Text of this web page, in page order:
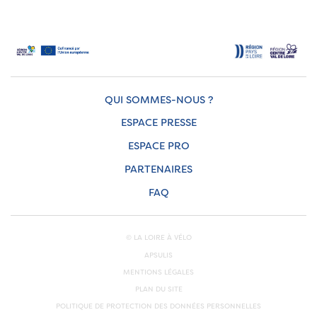
QUI SOMMES-NOUS ?
ESPACE PRESSE
ESPACE PRO
PARTENAIRES
FAQ
© LA LOIRE À VÉLO
APSULIS
MENTIONS LÉGALES
PLAN DU SITE
POLITIQUE DE PROTECTION DES DONNÉES PERSONNELLES